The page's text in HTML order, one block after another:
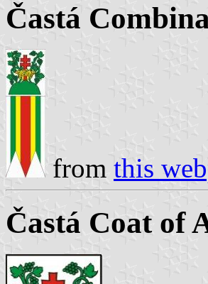
Častá
from this
Častá Coat of